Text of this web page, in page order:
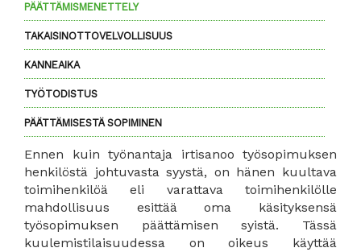
PÄÄTTÄMISMENETTELY
TAKAISINOTTOVELVOLLISUUS
KANNEAIKA
TYÖTODISTUS
PÄÄTTÄMISESTÄ SOPIMINEN
Ennen kuin työnantaja irtisanoo työsopimuksen
henkilöstä johtuvasta syystä, on hänen kuultava
toimihenkilöä eli varattava toimihenkilölle
mahdollisuus esittää oma käsityksensä
työsopimuksen päättämisen syistä. Tässä
kuulemistilaisuudessa on oikeus käyttää